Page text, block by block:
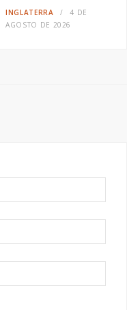
INGLATERRA
4 DE
AGOSTO DE 2026